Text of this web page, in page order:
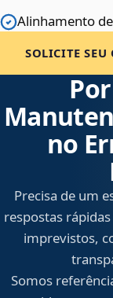
Alinhamento
SOLICITE SEU
no
Precisa de um
respostas
imprevistos,
Somos